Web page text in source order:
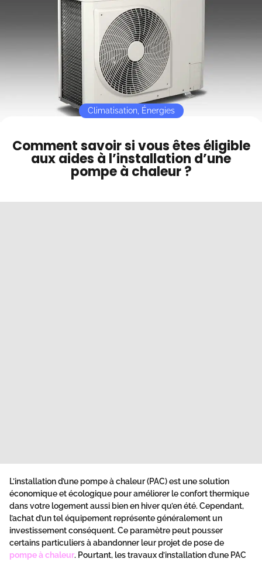
Mode sombre
Comment savoir si vous êtes éligible
aux aides à l’installation d’une
pompe à chaleur ?
Climatisation, Énergies
L’installation d’une pompe à chaleur (PAC) est une solution
économique et écologique pour améliorer le confort thermique
dans votre logement aussi bien en hiver qu’en été. Cependant,
l’achat d’un tel équipement représente généralement un
investissement conséquent. Ce paramètre peut pousser
certains particuliers à abandonner leur projet de pose de
pompe à chaleur. Pourtant, les travaux d’installation d’une PAC